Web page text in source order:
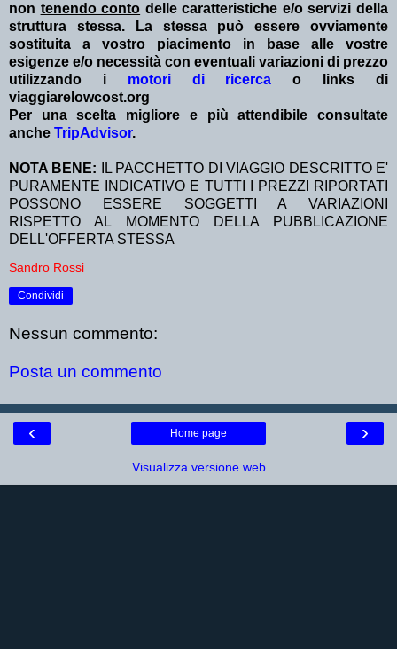
non tenendo conto delle caratteristiche e/o servizi della
struttura stessa. La stessa può essere ovviamente
sostituita a vostro piacimento in base alle vostre
esigenze e/o necessità con eventuali variazioni di prezzo
utilizzando i motori di ricerca o links di
viaggiarelowcost.org
Per una scelta migliore e più attendibile consultate
anche TripAdvisor.
NOTA BENE:
IL PACCHETTO DI VIAGGIO DESCRITTO E'
PURAMENTE INDICATIVO E TUTTI I PREZZI RIPORTATI
POSSONO ESSERE SOGGETTI A VARIAZIONI
RISPETTO AL MOMENTO DELLA PUBBLICAZIONE
DELL'OFFERTA STESSA
Sandro Rossi
Condividi
Nessun commento:
Posta un commento
‹ ›
Home page
Visualizza versione web